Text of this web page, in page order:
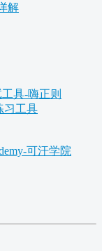
解
具-嗨正则
习工具
可汗学院